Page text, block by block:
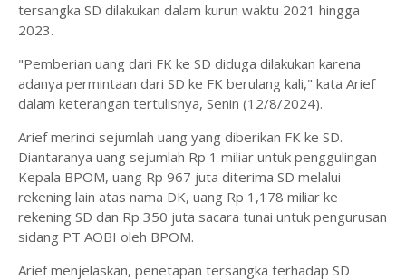
tersangka SD dilakukan dalam kurun waktu 2021 hingga
2023.
"Pemberian uang dari FK ke SD diduga dilakukan karena
adanya permintaan dari SD ke FK berulang kali," kata Arief
dalam keterangan tertulisnya, Senin (12/8/2024).
Arief merinci sejumlah uang yang diberikan FK ke SD.
Diantaranya uang sejumlah Rp 1 miliar untuk penggulingan
Kepala BPOM, uang Rp 967 juta diterima SD melalui
rekening lain atas nama DK, uang Rp 1,178 miliar ke
rekening SD dan Rp 350 juta sacara tunai untuk pengurusan
sidang PT AOBI oleh BPOM.
Arief menjelaskan, penetapan tersangka terhadap SD